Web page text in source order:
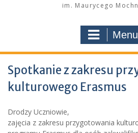
im. Maurycego
Menu
Spotkanie z zakresu
kulturowego Erasmus
Drodzy Uczniowie,
zajęcia z zakresu przygotowania